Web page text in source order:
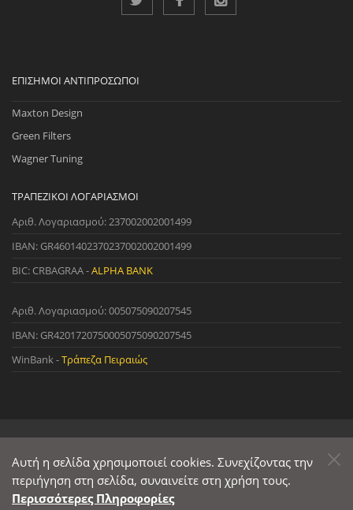
ΕΠΊΣΗΜΟΙ ΑΝΤΙΠΡΌΣΩΠΟΙ
Maxton Design
Green Filters
Wagner Tuning
ΤΡΑΠΕΖΙΚΟΊ ΛΟΓΑΡΙΑΣΜΟΊ
Αριθ. Λογαριασμού: 237002002001499
IBAN: GR4601402370237002002001499
BIC: CRBAGRAA -ALPHA BANK
Αριθ. Λογαριασμού: 005075090207545
IBAN: GR4201720750005075090207545
WinBank -Τράπεζα Πειραιώς
© 2022 StreetWare. All Rights Reserved. | Designed and Developedby
Primesoft&CodeCave
Αυτή η σελίδα χρησιμοποιεί cookies. Συνεχίζοντας την
περιήγηση στη σελίδα, συναινείτε στη χρήση τους.
Περισσότερες Πληροφορίες